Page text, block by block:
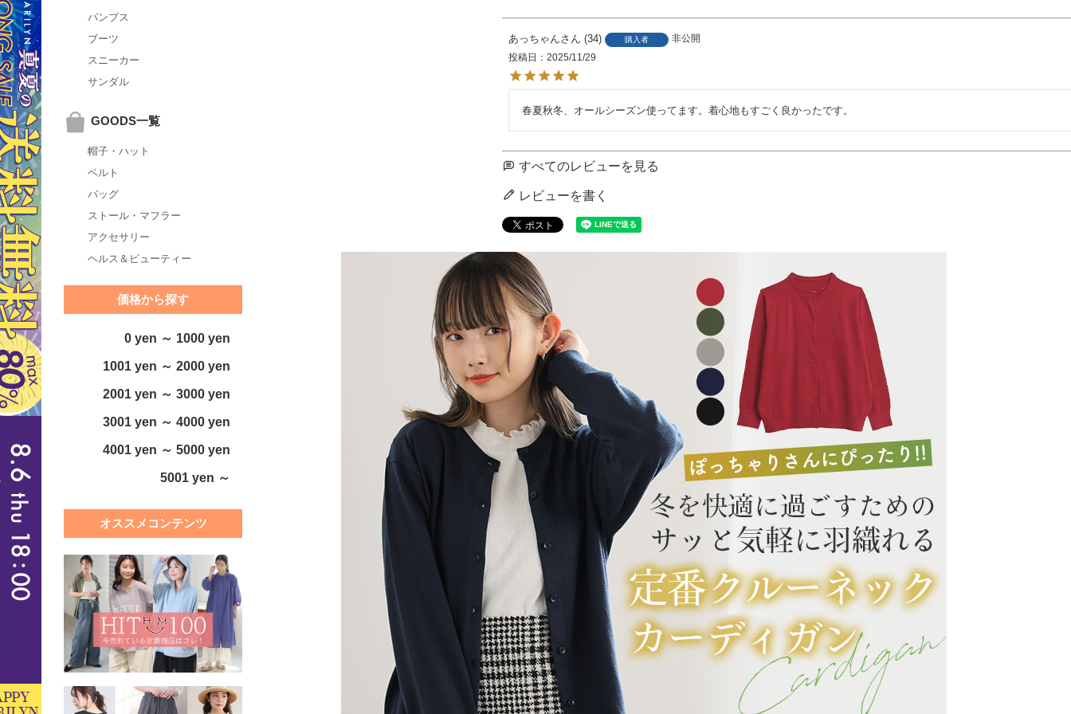
パンプス
ブーツ
スニーカー
サンダル
GOODS一覧
帽子・ハット
ベルト
バッグ
ストール・マフラー
アクセサリー
ヘルス＆ビューティー
価格から探す
0 yen ～ 1000 yen
1001 yen ～ 2000 yen
2001 yen ～ 3000 yen
3001 yen ～ 4000 yen
4001 yen ～ 5000 yen
5001 yen ～
オススメコンテンツ
あっちゃん 34 購入者
非公開
投稿日
2025/11/29
春夏秋冬、オールシーズン使ってます。着心地もすごく良かったです。
すべてのレビューを見る
レビューを書く